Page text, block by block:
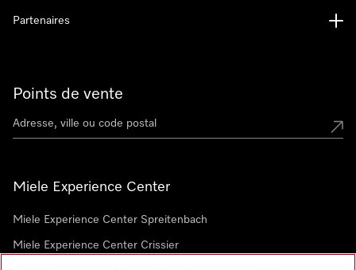
Points de vente
Miele Experience Center
Miele Experience Center Spreitenbach
Miele Experience Center Crissier
Partenaires